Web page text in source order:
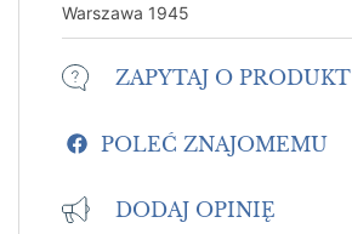
Warszawa 1945
ZAPYTAJ O PRODUKT
POLEĆ ZNAJOMEMU
DODAJ OPINIĘ